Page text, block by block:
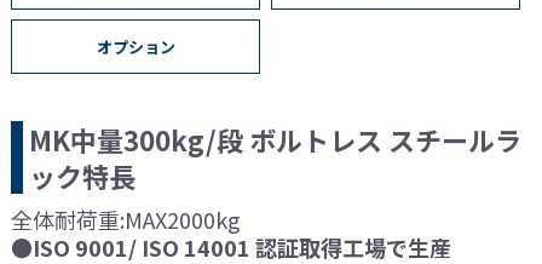
オプション
MK中量300kg/段 ボルトレス スチールラ
ック特長
全体耐荷重:MAX2000kg
●ISO 9001/ ISO 14001 認証取得工場で生産